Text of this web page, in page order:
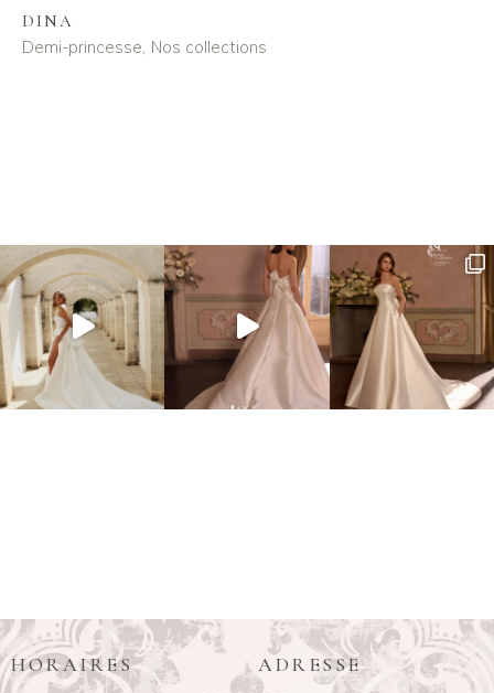
DINA
Demi-princesse Nos collections
HORAIRES ADRESSE